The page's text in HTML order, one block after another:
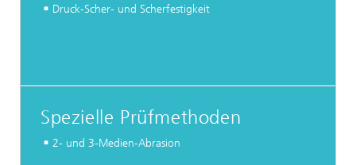
Druck-Scher- und Scherfestigkeit
Spezielle Prüfmethoden
2- und 3-Medien-Abrasion